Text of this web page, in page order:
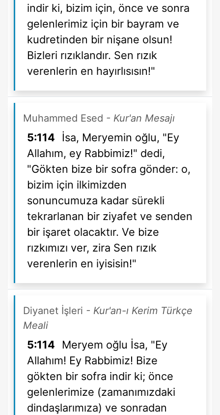
indir ki, bizim için, önce ve sonra
gelenlerimiz için bir bayram ve
kudretinden bir nişane olsun!
Bizleri rızıklandır. Sen rızık
verenlerin en hayırlısısın!"
Muhammed Esed - Kur'an Mesajı
5:114
İsa, Meryemin oğlu, "Ey
Allahım, ey Rabbimiz!" dedi,
"Gökten bize bir sofra gönder: o,
bizim için ilkimizden
sonuncumuza kadar sürekli
tekrarlanan bir ziyafet ve senden
bir işaret olacaktır. Ve bize
rızkımızı ver, zira Sen rızık
verenlerin en iyisisin!"
Diyanet İşleri - Kur'an-ı Kerim Türkçe
Meali
5:114
Meryem oğlu İsa, "Ey
Allahım! Ey Rabbimiz! Bize
gökten bir sofra indir ki; önce
gelenlerimize (zamanımızdaki
dindaşlarımıza) ve sonradan